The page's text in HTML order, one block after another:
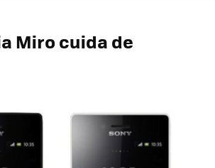
Miro cuida de